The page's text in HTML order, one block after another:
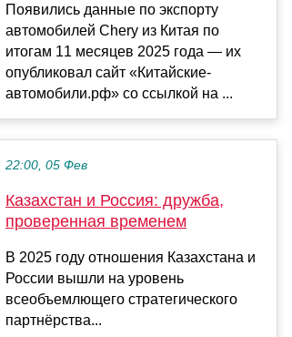
Появились данные по экспорту
автомобилей Chery из Китая по
итогам 11 месяцев 2025 года — их
опубликовал сайт «Китайские-
автомобили.рф» со ссылкой на ...
22:00, 05 Фев
Казахстан и Россия: дружба,
проверенная временем
В 2025 году отношения Казахстана и
России вышли на уровень
всеобъемлющего стратегического
партнёрства...